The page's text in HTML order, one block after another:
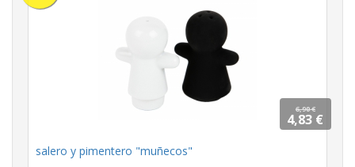
6,90 €
4,83 €
salero y pimentero "muñecos"